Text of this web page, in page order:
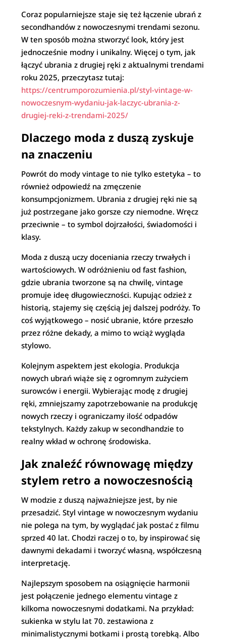
Coraz popularniejsze staje się też łączenie ubrań z
secondhandów z nowoczesnymi trendami sezonu.
W ten sposób można stworzyć look, który jest
jednocześnie modny i unikalny. Więcej o tym, jak
łączyć ubrania z drugiej ręki z aktualnymi trendami
roku 2025, przeczytasz tutaj:
https://centrumporozumienia.pl/styl-vintage-w-
nowoczesnym-wydaniu-jak-laczyc-ubrania-z-
drugiej-reki-z-trendami-2025/
Dlaczego moda z duszą zyskuje
na znaczeniu
Powrót do mody vintage to nie tylko estetyka – to
również odpowiedź na zmęczenie
konsumpcjonizmem. Ubrania z drugiej ręki nie są
już postrzegane jako gorsze czy niemodne. Wręcz
przeciwnie – to symbol dojrzałości, świadomości i
klasy.
Moda z duszą uczy doceniania rzeczy trwałych i
wartościowych. W odróżnieniu od fast fashion,
gdzie ubrania tworzone są na chwilę, vintage
promuje ideę długowieczności. Kupując odzież z
historią, stajemy się częścią jej dalszej podróży. To
coś wyjątkowego – nosić ubranie, które przeszło
przez różne dekady, a mimo to wciąż wygląda
stylowo.
Kolejnym aspektem jest ekologia. Produkcja
nowych ubrań wiąże się z ogromnym zużyciem
surowców i energii. Wybierając modę z drugiej
ręki, zmniejszamy zapotrzebowanie na produkcję
nowych rzeczy i ograniczamy ilość odpadów
tekstylnych. Każdy zakup w secondhandzie to
realny wkład w ochronę środowiska.
Jak znaleźć równowagę między
stylem retro a nowoczesnością
W modzie z duszą najważniejsze jest, by nie
przesadzić. Styl vintage w nowoczesnym wydaniu
nie polega na tym, by wyglądać jak postać z filmu
sprzed 40 lat. Chodzi raczej o to, by inspirować się
dawnymi dekadami i tworzyć własną, współczesną
interpretację.
Najlepszym sposobem na osiągnięcie harmonii
jest połączenie jednego elementu vintage z
kilkoma nowoczesnymi dodatkami. Na przykład:
sukienka w stylu lat 70. zestawiona z
minimalistycznymi botkami i prostą torebką. Albo